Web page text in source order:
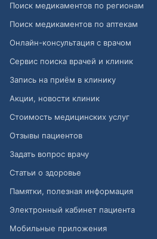
Поиск медикаментов по регионам
Поиск медикаментов по аптекам
Онлайн-консультация с врачом
Сервис поиска врачей и клиник
Запись на приём в клинику
Акции, новости клиник
Стоимость медицинских услуг
Отзывы пациентов
Задать вопрос врачу
Статьи о здоровье
Памятки, полезная информация
Электронный кабинет пациента
Мобильные приложения